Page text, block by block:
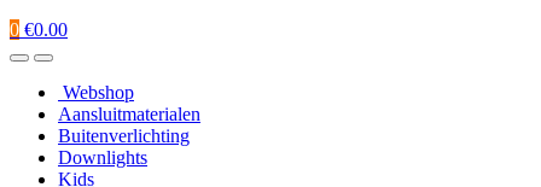
0 €0.00
Webshop
Aansluitmaterialen
Buitenverlichting
Downlights
Kids